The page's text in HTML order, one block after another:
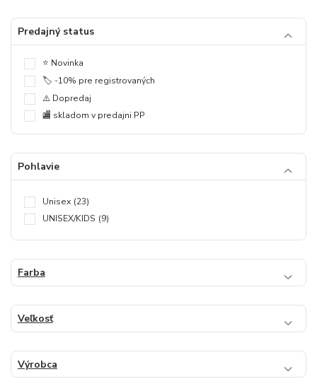
Predajný status
⭐️ Novinka
🏷️ -10% pre registrovaných
⚠️ Dopredaj
🏬 skladom v predajni PP
Pohlavie
Unisex (23)
UNISEX/KIDS (9)
Farba
Veľkosť
Výrobca